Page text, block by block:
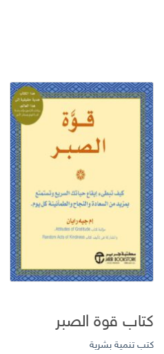
كتاب قوة الصبر
كتب تنمية بشرية